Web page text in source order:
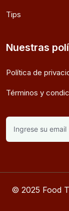
Tips
Nuestras
Política de
Términos y
© 2025 Food